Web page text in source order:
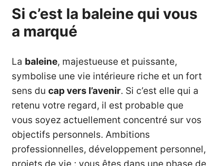
Si c’est la baleine qui vous
a marqué
La baleine, majestueuse et puissante,
symbolise une vie intérieure riche et un fort
sens du cap vers l’avenir. Si c’est elle qui a
retenu votre regard, il est probable que
vous soyez actuellement concentré sur vos
objectifs personnels. Ambitions
professionnelles, développement personnel,